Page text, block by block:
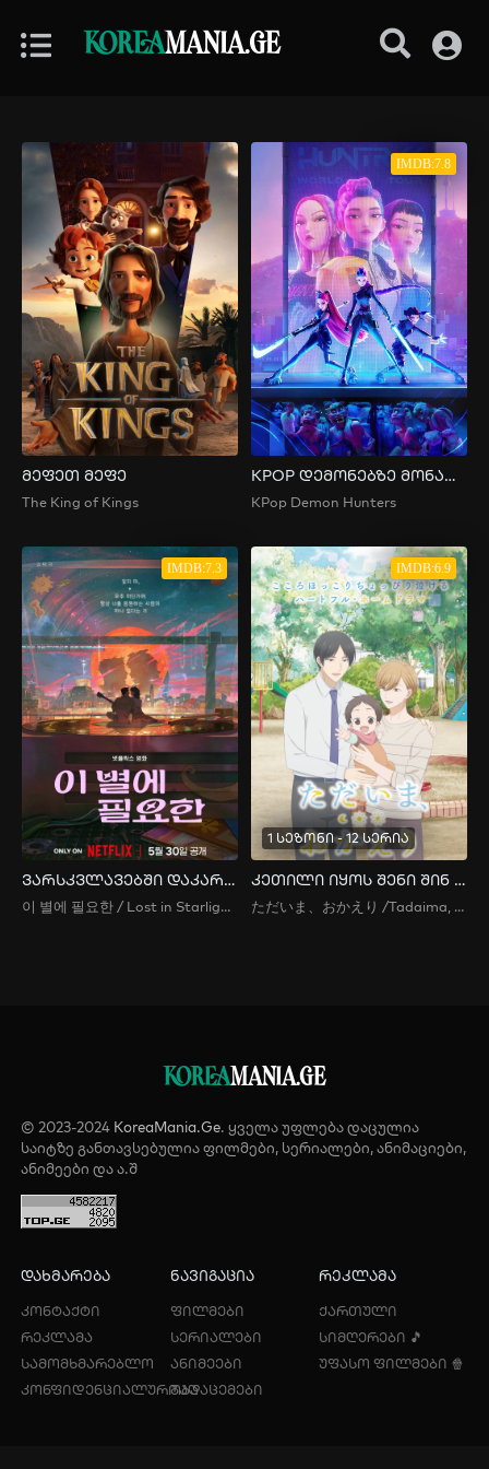
KOREAMANIA.GE
მეფეთ მეფე
The King of Kings
IMDB:7.8
KPOP დემონებზე მონადირეები
KPop Demon Hunters
IMDB:7.3
ვარსკვლავებში დაკარგული
이 별에 필요한 / Lost in Starlight / ეს ვარსკვლავი მჭირდება
IMDB:6.9
1 სეზონი - 12 სერია
კეთილი იყოს შენი შინ დაბრუნება
ただいま、おかえり /Tadaima, Okaeri / Welcome Home
KOREAMANIA.GE
© 2023-2024 KoreaMania.Ge. ყველა უფლება დაცულია
საიტზე განთავსებულია ფილმები, სერიალები, ანიმაციები,
ანიმეები და ა.შ
დახმარება
კონტაქტი
რეკლამა
სამომხმარებლო
კონფიდენციალურობა
ნავიგაცია
ფილმები
სერიალები
ანიმეები
გადაცემები
რეკლამა
ქართული
სიმღერები 🎵
უფასო ფილმები 🍿